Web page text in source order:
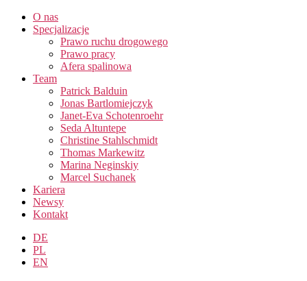
O nas
Specjalizacje
Prawo ruchu drogowego
Prawo pracy​
Afera spalinowa
Team
Patrick Balduin
Jonas Bartlomiejczyk
Janet-Eva Schotenroehr
Seda Altuntepe
Christine Stahlschmidt
Thomas Markewitz
Marina Neginskiy
Marcel Suchanek
Kariera
Newsy
Kontakt
DE
PL
EN